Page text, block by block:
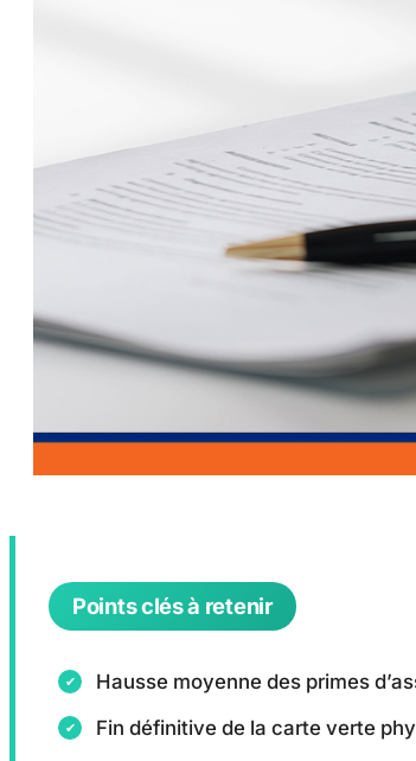
Points clés à retenir
Hausse moyenne des primes
Fin définitive de la carte verte